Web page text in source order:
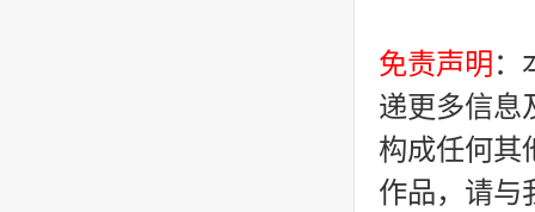
免责声明 ：
递更多信息
构成任何其
作品，请与